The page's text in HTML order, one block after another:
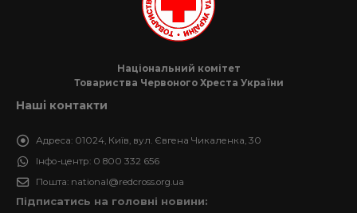
Національний комітет
Товариства Червоного Хреста України
Наші контакти
Адреса: 01024, Київ, вул. Євгена Чикаленка, 30
Інфо-центр: 0 800 332 656
Пошта: national@redcross.org.ua
Підписатись на головні новини: